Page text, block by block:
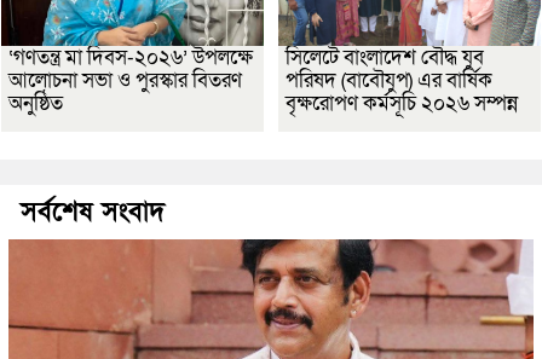
‘গণতন্ত্র মা দিবস-২০২৬’ উপলক্ষে
আলোচনা সভা ও পুরস্কার বিতরণ
অনুষ্ঠিত
সিলেটে বাংলাদেশ বৌদ্ধ যুব
পরিষদ (বাবৌযুপ) এর বার্ষিক
বৃক্ষরোপণ কর্মসূচি ২০২৬ সম্পন্ন
সর্বশেষ সংবাদ